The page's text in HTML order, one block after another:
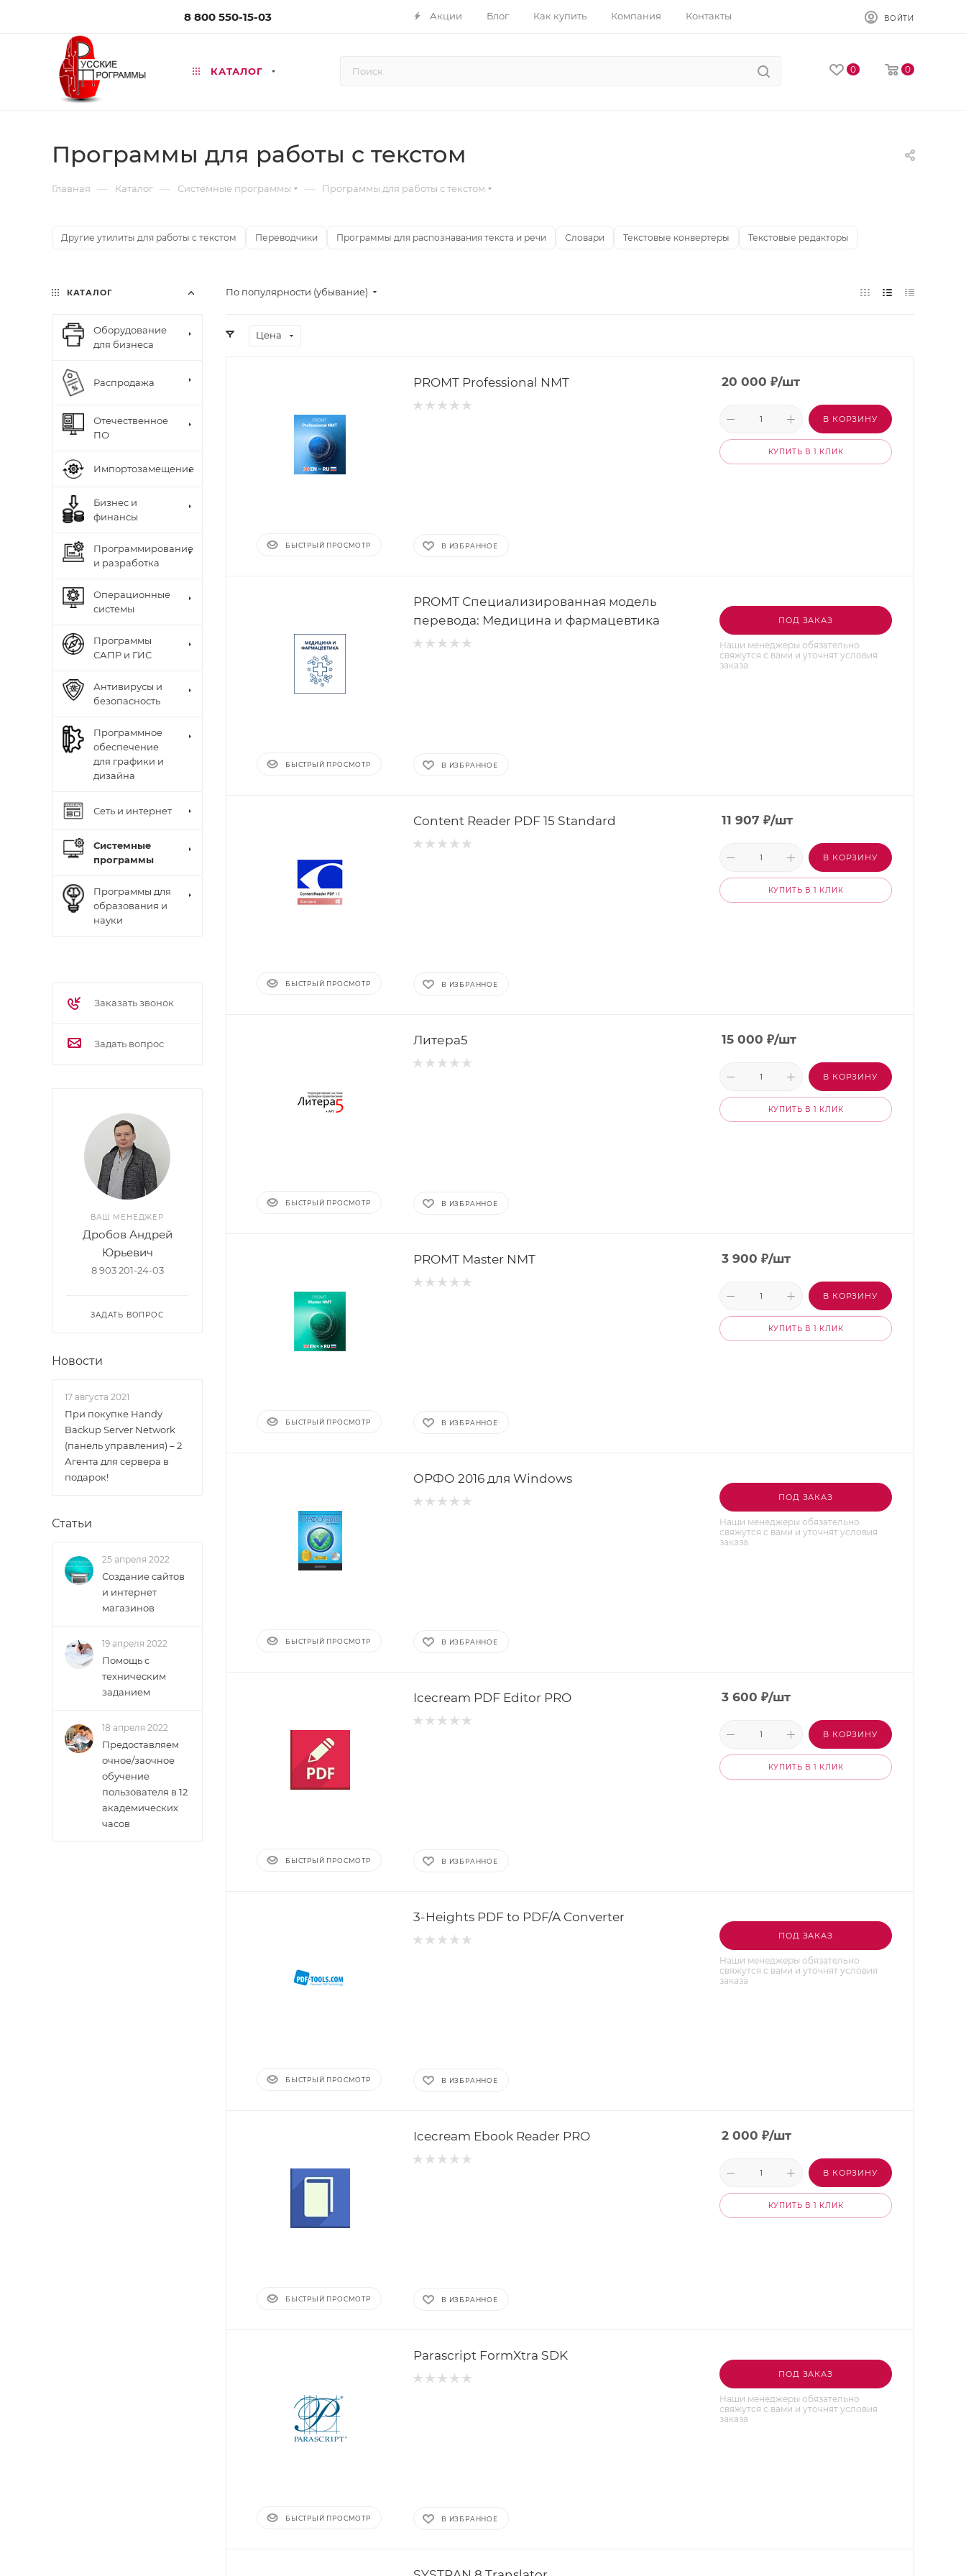
8 800 550-15-03 Акции Блог Как купить Компания Контакты ВОЙТИ
КАТАЛОГ 0 0
Программы для работы с текстом
Главная — Каталог — Системные программы — Программы для работы с текстом
Другие утилиты для работы с текстом Переводчики Программы для распознавания текста и речи Словари Текстовые конвертеры Текстовые редакторы
По популярности (убывание)
Цена
БЫСТРЫЙ ПРОСМОТР
PROMT Professional NMT
В ИЗБРАННОЕ
20 000 ₽/шт
В КОРЗИНУ
КУПИТЬ В 1 КЛИК
БЫСТРЫЙ ПРОСМОТР
PROMT Специализированная модель
перевода: Медицина и фармацевтика
В ИЗБРАННОЕ
ПОД ЗАКАЗ
Наши менеджеры обязательно
свяжутся с вами и уточнят условия
заказа
БЫСТРЫЙ ПРОСМОТР
Content Reader PDF 15 Standard
В ИЗБРАННОЕ
11 907 ₽/шт
В КОРЗИНУ
КУПИТЬ В 1 КЛИК
БЫСТРЫЙ ПРОСМОТР
Литера5
В ИЗБРАННОЕ
15 000 ₽/шт
В КОРЗИНУ
КУПИТЬ В 1 КЛИК
БЫСТРЫЙ ПРОСМОТР
PROMT Master NMT
В ИЗБРАННОЕ
3 900 ₽/шт
В КОРЗИНУ
КУПИТЬ В 1 КЛИК
БЫСТРЫЙ ПРОСМОТР
ОРФО 2016 для Windows
В ИЗБРАННОЕ
ПОД ЗАКАЗ
Наши менеджеры обязательно
свяжутся с вами и уточнят условия
заказа
БЫСТРЫЙ ПРОСМОТР
Icecream PDF Editor PRO
В ИЗБРАННОЕ
3 600 ₽/шт
В КОРЗИНУ
КУПИТЬ В 1 КЛИК
БЫСТРЫЙ ПРОСМОТР
3-Heights PDF to PDF/A Converter
В ИЗБРАННОЕ
ПОД ЗАКАЗ
Наши менеджеры обязательно
свяжутся с вами и уточнят условия
заказа
БЫСТРЫЙ ПРОСМОТР
Icecream Ebook Reader PRO
В ИЗБРАННОЕ
2 000 ₽/шт
В КОРЗИНУ
КУПИТЬ В 1 КЛИК
БЫСТРЫЙ ПРОСМОТР
Parascript FormXtra SDK
В ИЗБРАННОЕ
ПОД ЗАКАЗ
Наши менеджеры обязательно
свяжутся с вами и уточнят условия
заказа
КАТАЛОГ
Оборудование
для бизнеса
Распродажа
Отечественное
ПО
Импортозамещение
Бизнес и
финансы
Программирование
и разработка
Операционные
системы
Программы
САПР и ГИС
Антивирусы и
безопасность
Программное
обеспечение
для графики и
дизайна
Сеть и интернет
Системные
программы
Программы для
образования и
науки
Заказать звонок
Задать вопрос
ВАШ МЕНЕДЖЕР
Дробов Андрей
Юрьевич
8 903 201-24-03
ЗАДАТЬ ВОПРОС
Новости
17 августа 2021
При покупке Handy
Backup Server Network
(панель управления) – 2
Агента для сервера в
подарок!
Статьи
25 апреля 2022
Создание сайтов
и интернет
магазинов
19 апреля 2022
Помощь с
техническим
заданием
18 апреля 2022
Предоставляем
очное/заочное
обучение
пользователя в 12
академических
часов